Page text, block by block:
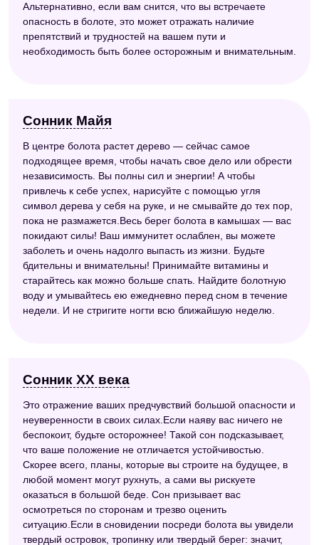
Альтернативно, если вам снится, что вы встречаете
опасность в болоте, это может отражать наличие
препятствий и трудностей на вашем пути и
необходимость быть более осторожным и внимательным.
Сонник Майя
В центре болота растет дерево — сейчас самое
подходящее время, чтобы начать свое дело или обрести
независимость. Вы полны сил и энергии! А чтобы
привлечь к себе успех, нарисуйте с помощью угля
символ дерева у себя на руке, и не смывайте до тех пор,
пока не размажется.Весь берег болота в камышах — вас
покидают силы! Ваш иммунитет ослаблен, вы можете
заболеть и очень надолго выпасть из жизни. Будьте
бдительны и внимательны! Принимайте витамины и
старайтесь как можно больше спать. Найдите болотную
воду и умывайтесь ею ежедневно перед сном в течение
недели. И не стригите ногти всю ближайшую неделю.
Сонник ХХ века
Это отражение ваших предчувствий большой опасности и
неуверенности в своих силах.Если наяву вас ничего не
беспокоит, будьте осторожнее! Такой сон подсказывает,
что ваше положение не отличается устойчивостью.
Скорее всего, планы, которые вы строите на будущее, в
любой момент могут рухнуть, а сами вы рискуете
оказаться в большой беде. Сон призывает вас
осмотреться по сторонам и трезво оценить
ситуацию.Если в сновидении посреди болота вы увидели
твердый островок, тропинку или твердый берег: значит,